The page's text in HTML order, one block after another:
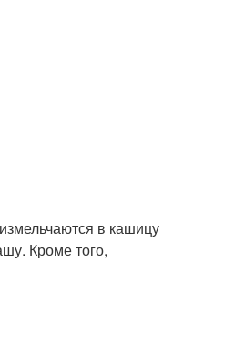
в кашицу
Кроме того,